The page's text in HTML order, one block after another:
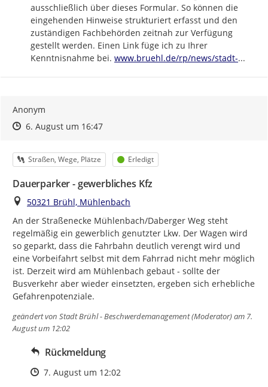
ausschließlich über dieses Formular. So können die
eingehenden Hinweise strukturiert erfasst und den
zuständigen Fachbehörden zeitnah zur Verfügung
gestellt werden. Einen Link füge ich zu Ihrer
Kenntnisnahme bei. https://
www.bruehl.de/rp/news/stadt-...
Anonym
Zeitpunkt des Erstellens
Zeitpunkt des Erstellens
6. August um 16:47Zur Äußerung
Kategorie
Straßen, Wege, Plätze Status
Erledigt
Dauerparker - gewerbliches Kfz
Ort
50321 Brühl, Mühlenbach
An der Straßenecke Mühlenbach/Daberger Weg steht
regelmäßig ein gewerblich genutzter Lkw. Der Wagen wird
so geparkt, dass die Fahrbahn deutlich verengt wird und
eine Vorbeifahrt selbst mit dem Fahrrad nicht mehr möglich
ist. Derzeit wird am Mühlenbach gebaut - sollte der
Busverkehr aber wieder einsetzten, ergeben sich erhebliche
Gefahrenpotenziale.
geändert von Stadt Brühl - Beschwerdemanagement (Moderator)am 7.
August um 12:02
Rückmeldung
Zeitpunkt des Erstellens
7. August um 12:02